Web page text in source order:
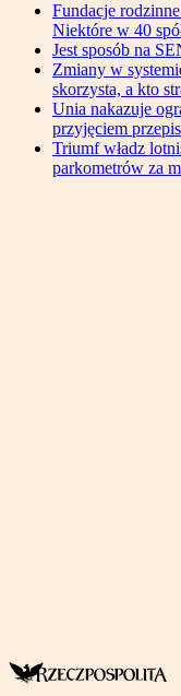
Fundacje
Niektóre w 40
Jest sposób na
Zmiany w
skorzysta, a kto
Unia nakazuje
przyjęciem
Triumf władz
parkometrów za